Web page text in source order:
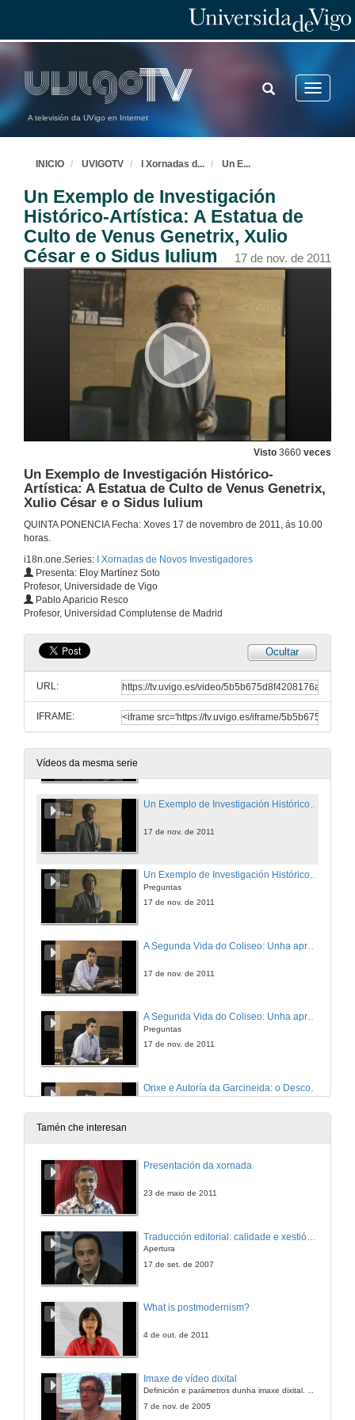
A televisión da UVigo en Internet
Toggle
TOGGLE
SEARCH
INICIO UVIGOTV I Xornadas d... Un E...
Un Exemplo de Investigación
Histórico-Artística: A Estatua de
Culto de Venus Genetrix, Xulio
César e o Sidus Iulium
17 de nov. de 2011
Visto 3660 veces
Un Exemplo de Investigación Histórico-
Artística: A Estatua de Culto de Venus Genetrix,
Xulio César e o Sidus Iulium
QUINTA PONENCIA Fecha: Xoves 17 de novembro de 2011, ás 10.00
horas.
i18n.one.Series:
I Xornadas de Novos Investigadores
Presenta: Eloy Martínez Soto
Profesor, Universidade de Vigo
Pablo Aparicio Resco
Profesor, Universidad Complutense de Madrid
Ocultar
URL:
IFRAME:
Vídeos da mesma serie
A Catedral de Ourense como Foco Receptor e Transmisor de Modelos artísticos
16 de nov. de 2011
Unha Aproximación á Cultura Material da Élite Pontevedresa no Século XVIII
16 de nov. de 2011
As Terrae: Unha Aproximación á Organización do Territorio na Galicia Medieval ata o Seculo XII
16 de nov. de 2011
Las Terrae: Una Aproximación a la Organización del Territorio en la Galicia Medieval hasta el Siglo XII
17 de nov. de 2011
Un Exemplo de Investigación Histórico-Artística: A Estatua de Culto de Venus Genetrix, Xulio César e o Sidus Iulium
Preguntas
17 de nov. de 2011
17 de nov. de 2011
A Segunda Vida do Coliseo: Unha aproximación ó Estudio Arqueolóxico-Histográfico do Anfiteatro durante a Idade Media e Moderna
Preguntas
17 de nov. de 2011
17 de nov. de 2011
Preguntas
Tamén che interesan
Presentación da xornada
23 de maio de 2011
Apertura
17 de set. de 2007
What is postmodernism?
4 de out. de 2011
Imaxe de vídeo dixital
Definición e parámetros dunha imaxe dixital. Resolución e Aspecto. Profundidade da cor. Compresión. Frame por segundo. Entrelazado. Campos, cadros
7 de nov. de 2005